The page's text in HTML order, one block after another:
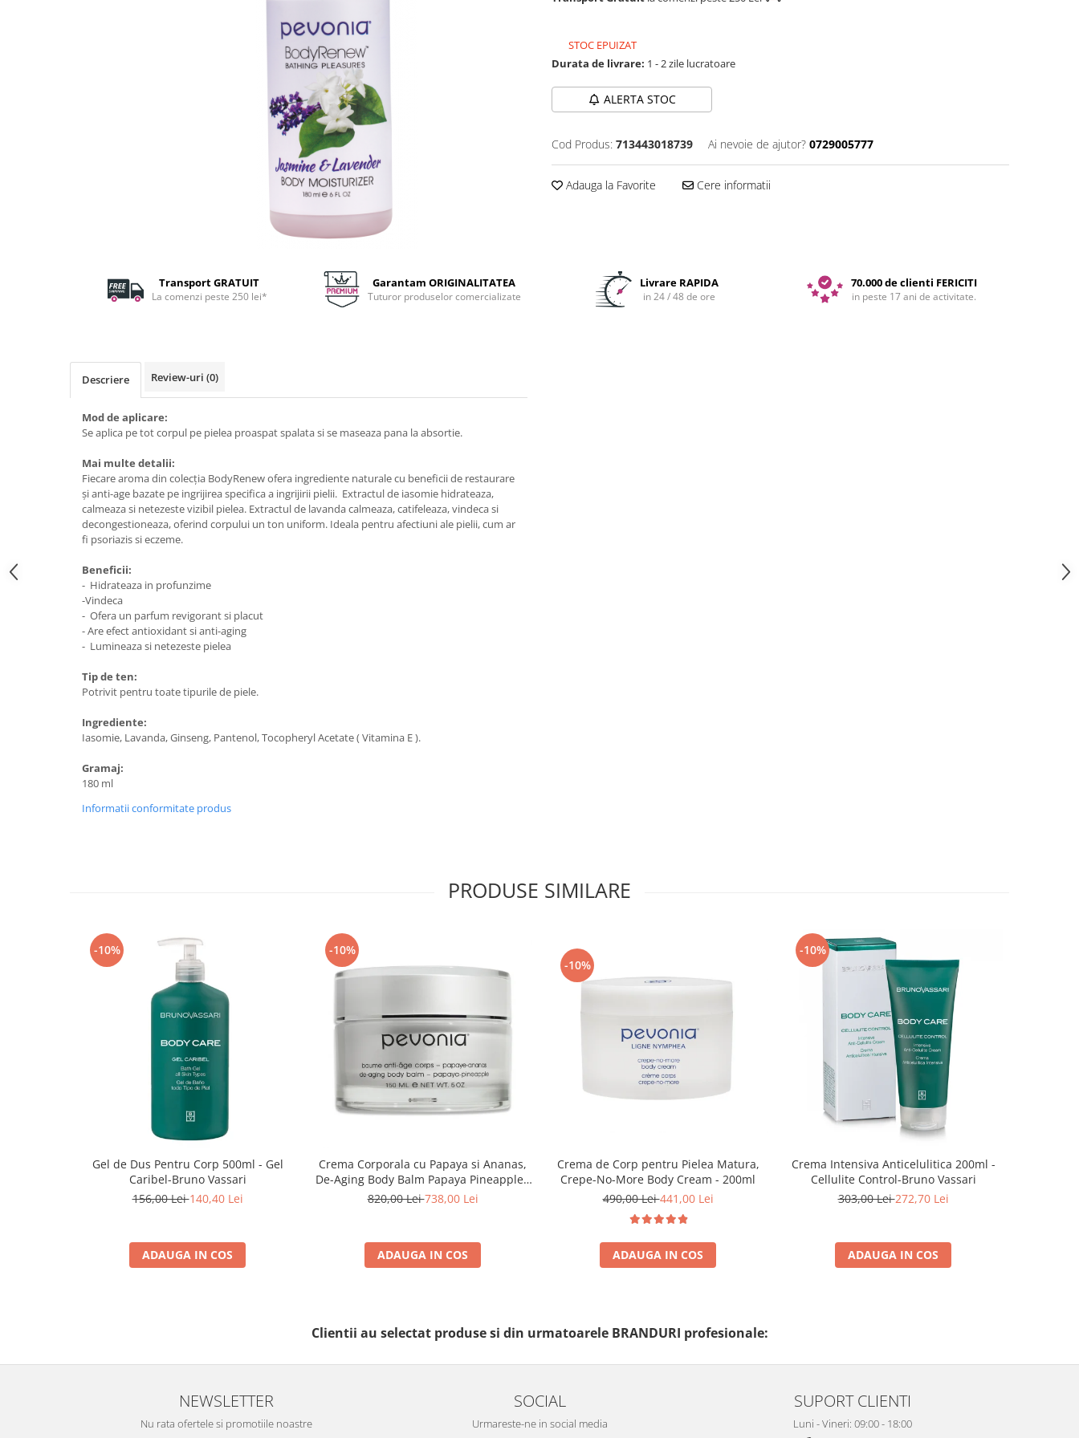
STOC EPUIZAT
Durata de livrare: 1 - 2 zile lucratoare
ALERTA STOC
Cod Produs: 713443018739 Ai nevoie de ajutor? 0729005777
Adauga la Favorite Cere informatii
Transport GRATUIT
La comenzi peste 250 lei*
Garantam ORIGINALITATEA
Tuturor produselor comercializate
Livrare RAPIDA
in 24 / 48 de ore
70.000 de clienti FERICITI
in peste 17 ani de activitate.
Descriere Review-uri (0)
Mod de aplicare:
Se aplica pe tot corpul pe pielea proaspat spalata si se maseaza pana la absortie.
Mai multe detalii:
Fiecare aroma din colecția BodyRenew ofera ingrediente naturale cu beneficii de restaurare
și anti-age bazate pe ingrijirea specifica a ingrijirii pielii. Extractul de iasomie hidrateaza,
calmeaza si netezeste vizibil pielea. Extractul de lavanda calmeaza, catifeleaza, vindeca si
decongestioneaza, oferind corpului un ton uniform. Ideala pentru afectiuni ale pielii, cum ar
fi psoriazis si eczeme.
Beneficii:
- Hidrateaza in profunzime
-Vindeca
- Ofera un parfum revigorant si placut
- Are efect antioxidant si anti-aging
- Lumineaza si netezeste pielea
Tip de ten:
Potrivit pentru toate tipurile de piele.
Ingrediente:
Iasomie, Lavanda, Ginseng, Pantenol, Tocopheryl Acetate ( Vitamina E ).
Gramaj:
180 ml
Informatii conformitate produs
PRODUSE SIMILARE
-10%
Gel de Dus Pentru Corp 500ml - Gel
Caribel-Bruno Vassari
156,00 Lei140,40 Lei
ADAUGA IN COS
-10%
Crema Corporala cu Papaya si Ananas,
De-Aging Body Balm Papaya Pineapple -
150ml
820,00 Lei738,00 Lei
ADAUGA IN COS
-10%
Crema de Corp pentru Pielea Matura,
Crepe-No-More Body Cream - 200ml
490,00 Lei441,00 Lei
ADAUGA IN COS
-10%
Crema Intensiva Anticelulitica 200ml -
Cellulite Control-Bruno Vassari
303,00 Lei272,70 Lei
ADAUGA IN COS
Clientii au selectat produse si din urmatoarele BRANDURI profesionale:
NEWSLETTER
Nu rata ofertele si promotiile noastre
SOCIAL
Urmareste-ne in social media
SUPORT CLIENTI
Luni - Vineri: 09:00 - 18:00